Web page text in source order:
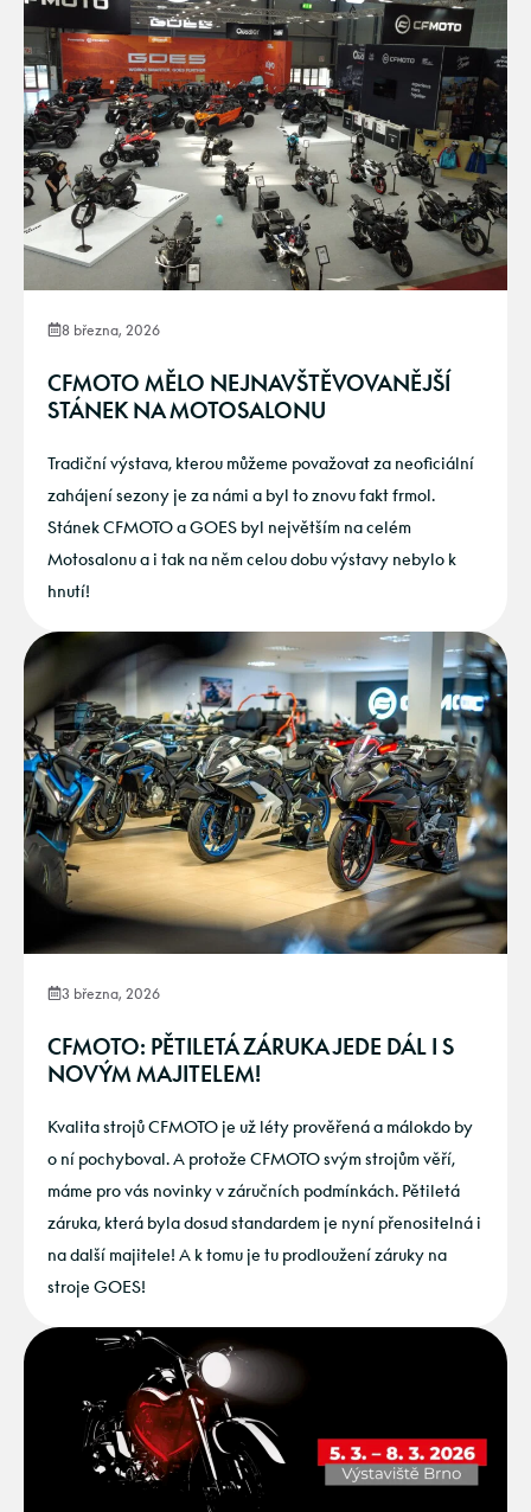
8 března, 2026
CFMOTO MĚLO NEJNAVŠTĚVOVANĚJŠÍ
STÁNEK NA MOTOSALONU
Tradiční výstava, kterou můžeme považovat za neoficiální
zahájení sezony je za námi a byl to znovu fakt frmol.
Stánek CFMOTO a GOES byl největším na celém
Motosalonu a i tak na něm celou dobu výstavy nebylo k
hnutí!
3 března, 2026
CFMOTO: PĚTILETÁ ZÁRUKA JEDE DÁL I S
NOVÝM MAJITELEM!
Kvalita strojů CFMOTO je už léty prověřená a málokdo by
o ní pochyboval. A protože CFMOTO svým strojům věří,
máme pro vás novinky v záručních podmínkách. Pětiletá
záruka, která byla dosud standardem je nyní přenositelná i
na další majitele! A k tomu je tu prodloužení záruky na
stroje GOES!